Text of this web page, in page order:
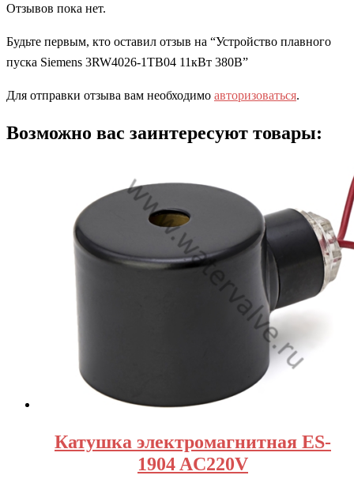
Отзывов пока нет.
Будьте первым, кто оставил отзыв на “Устройство плавного
пуска Siemens 3RW4026-1TB04 11кВт 380В”
Для отправки отзыва вам необходимо авторизоваться.
Возможно вас заинтересуют товары:
Катушка электромагнитная ES-
1904 AC220V